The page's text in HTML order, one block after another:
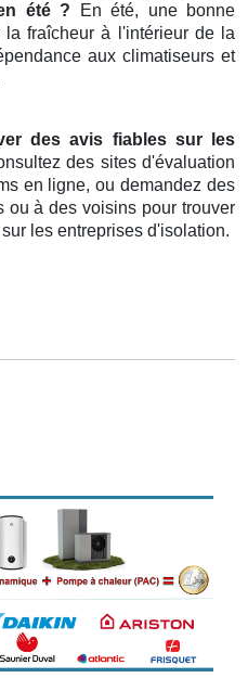
été ? En été, une bonne
fraîcheur à l'intérieur de la
aux climatiseurs et
des avis fiables sur les
des sites d'évaluation
en ligne, ou demandez des
ou à des voisins pour trouver
les entreprises d'isolation.